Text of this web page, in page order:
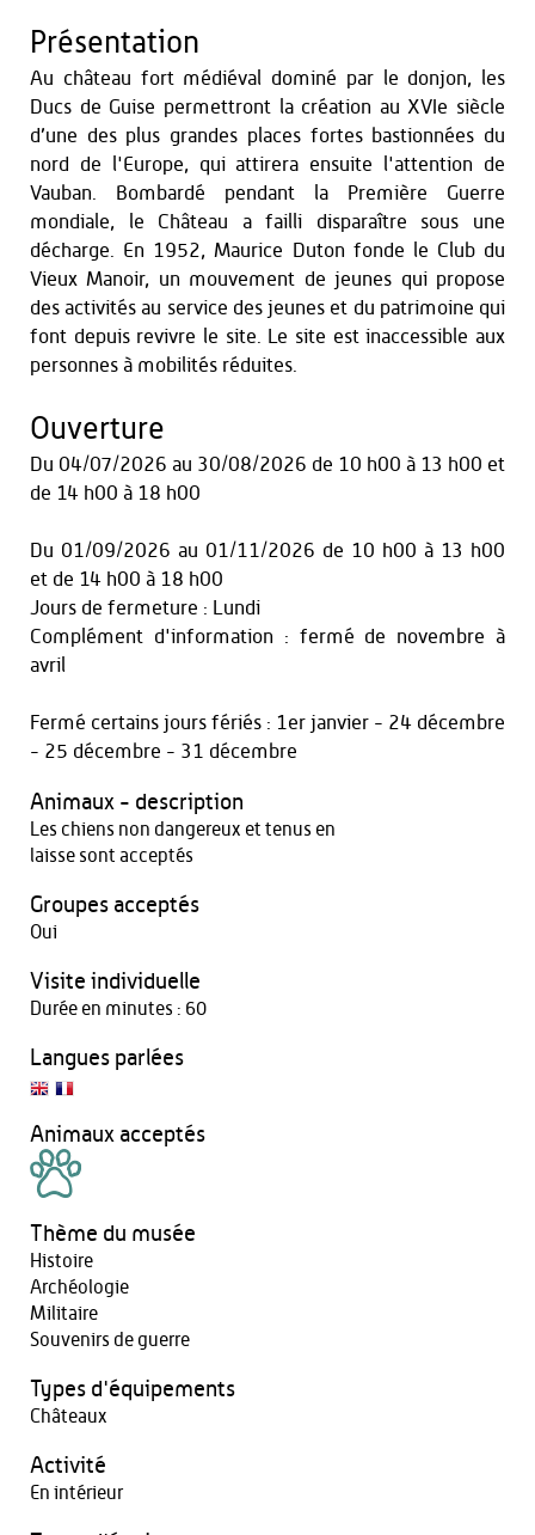
Présentation
Au château fort médiéval dominé par le donjon, les
Ducs de Guise permettront la création au XVIe siècle
d’une des plus grandes places fortes bastionnées du
nord de l'Europe, qui attirera ensuite l'attention de
Vauban. Bombardé pendant la Première Guerre
mondiale, le Château a failli disparaître sous une
décharge. En 1952, Maurice Duton fonde le Club du
Vieux Manoir, un mouvement de jeunes qui propose
des activités au service des jeunes et du patrimoine qui
font depuis revivre le site. Le site est inaccessible aux
personnes à mobilités réduites.
Ouverture
Du 04/07/2026 au 30/08/2026 de 10 h00 à 13 h00 et
de 14 h00 à 18 h00
Du 01/09/2026 au 01/11/2026 de 10 h00 à 13 h00
et de 14 h00 à 18 h00
Jours de fermeture : Lundi
Complément d'information : fermé de novembre à
avril
Fermé certains jours fériés : 1er janvier - 24 décembre
- 25 décembre - 31 décembre
Animaux - description
Les chiens non dangereux et tenus en
laisse sont acceptés
Groupes acceptés
Oui
Visite individuelle
Durée en minutes : 60
Langues parlées
Animaux acceptés
Thème du musée
Histoire
Archéologie
Militaire
Souvenirs de guerre
Types d'équipements
Châteaux
Activité
En intérieur